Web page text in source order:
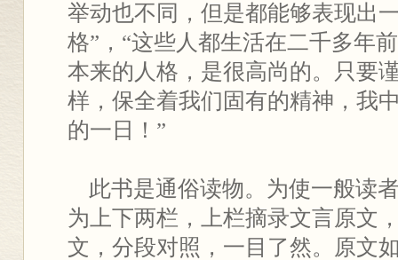
举动也不同，但是都能够表现出
格”，“这些人都生活在二千多年
本来的人格，是很高尚的。只要
样，保全着我们固有的精神，我
的一日！”
此书是通俗读物。为使一般读
为上下两栏，上栏摘录文言原文
文，分段对照，一目了然。原文